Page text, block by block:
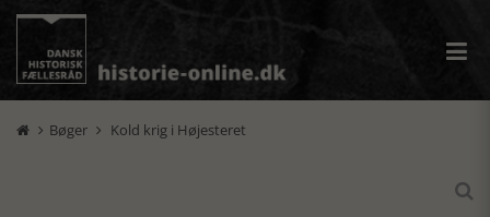
 Bøger  Kold krig i Højesteret
